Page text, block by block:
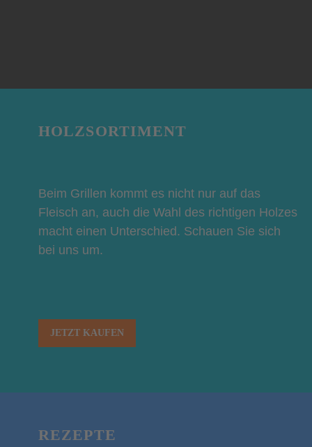
HOLZSORTIMENT
Beim Grillen kommt es nicht nur auf das
Fleisch an, auch die Wahl des richtigen Holzes
macht einen Unterschied. Schauen Sie sich
bei uns um.
JETZT KAUFEN
REZEPTE